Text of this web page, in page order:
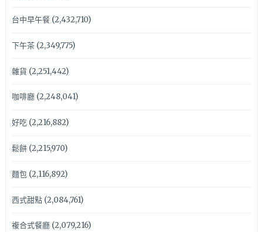
台中早午餐(2,432,710)
下午茶(2,349,775)
雜貨 (2,251,442)
咖啡廳(2,248,041)
好吃(2,216,882)
鬆餅(2,215,970)
麵包(2,116,892)
西式甜點(2,084,761)
複合式餐廳(2,079,216)